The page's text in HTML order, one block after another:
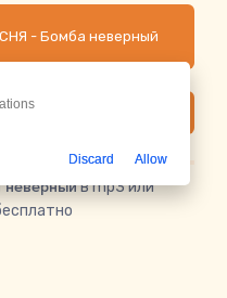
- Бомба неверный
в mp3 или
Discard Allow